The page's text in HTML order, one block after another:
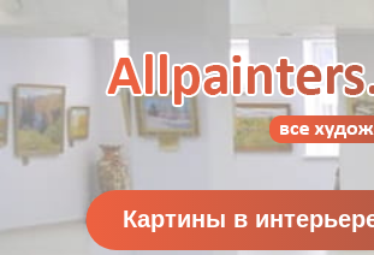
Картины классиков
и современников
Картины в